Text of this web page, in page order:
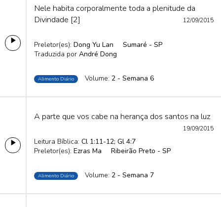
Nele habita corporalmente toda a plenitude da
Divindade [2]
12/09/2015
Preletor(es): Dong Yu Lan
Sumaré - SP
Traduzida por André Dong
Alimento Diário Volume: 2 - Semana 6
A parte que vos cabe na herança dos santos na luz
19/09/2015
Leitura Bíblica: Cl 1:11-12; Gl 4:7
Preletor(es): Ezras Ma Ribeirão Preto - SP
Alimento Diário Volume: 2 - Semana 7